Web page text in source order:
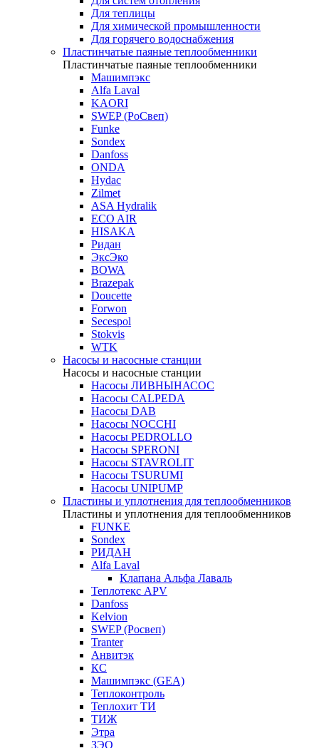
Для теплицы
Для химической промышленности
Для горячего водоснабжения
Пластинчатые паяные теплообменники
Пластинчатые паяные теплообменники
Машимпэкс
Alfa Laval
KAORI
SWEP (РоСвеп)
Funke
Sondex
Danfoss
ONDA
Hydac
Zilmet
ASA Hydralik
ECO AIR
HISAKA
Ридан
ЭксЭко
BOWA
Brazepak
Doucette
Forwon
Secespol
Stokvis
WTK
Насосы и насосные станции
Насосы и насосные станции
Насосы ЛИВНЫНАСОС
Насосы CALPEDA
Насосы DAB
Насосы NOCCHI
Насосы PEDROLLO
Насосы SPERONI
Насосы STAVROLIT
Насосы TSURUMI
Насосы UNIPUMP
Пластины и уплотнения для теплообменников
Пластины и уплотнения для теплообменников
FUNKE
Sondex
РИДАН
Alfa Laval
Клапана Альфа Лаваль
Теплотекс APV
Danfoss
Kelvion
SWEP (Росвеп)
Tranter
Анвитэк
КС
Машимпэкс (GEA)
Теплоконтроль
Теплохит ТИ
ТИЖ
Этра
ЗЭО